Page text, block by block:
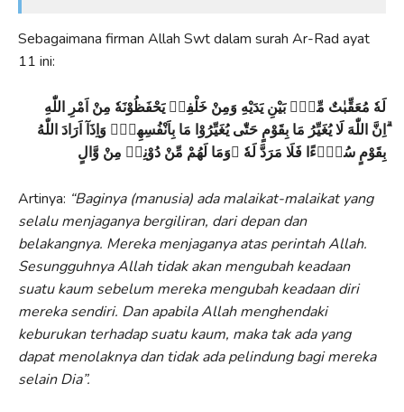
Sebagaimana firman Allah Swt dalam surah Ar-Rad ayat
11 ini:
لَهٗ مُعَقِّبٰتٌ مِّنْۢ بَيْنِ يَدَيْهِ وَمِنْ خَلْفِهٖ يَحْفَظُوْنَهٗ مِنْ اَمْرِ اللّٰهِ
ۗاِنَّ اللّٰهَ لَا يُغَيِّرُ مَا بِقَوْمٍ حَتّٰى يُغَيِّرُوْا مَا بِاَنْفُسِهِمْۗ وَاِذَآ اَرَادَ اللّٰهُ
بِقَوْمٍ سُوْۤءًا فَلَا مَرَدَّ لَهٗ ۚوَمَا لَهُمْ مِّنْ دُوْنِهٖ مِنْ وَّالٍ
Artinya: “Baginya (manusia) ada malaikat-malaikat yang
selalu menjaganya bergiliran, dari depan dan
belakangnya. Mereka menjaganya atas perintah Allah.
Sesungguhnya Allah tidak akan mengubah keadaan
suatu kaum sebelum mereka mengubah keadaan diri
mereka sendiri. Dan apabila Allah menghendaki
keburukan terhadap suatu kaum, maka tak ada yang
dapat menolaknya dan tidak ada pelindung bagi mereka
selain Dia”.